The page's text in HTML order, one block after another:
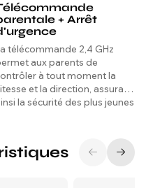
+ Arrêt
télécommande 2,4 GHz
aux parents de
à tout moment la
et la direction, assurant
la sécurité des plus jeunes